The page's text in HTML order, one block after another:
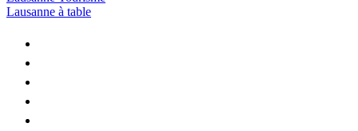
Lausanne à table